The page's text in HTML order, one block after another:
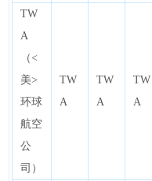
TW
A
（<
美>
环球
航空
公
司）
TW
A
TW
A
TW
A